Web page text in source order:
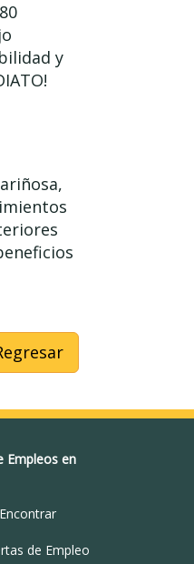
y
Empleos en
Encontrar
de Empleo